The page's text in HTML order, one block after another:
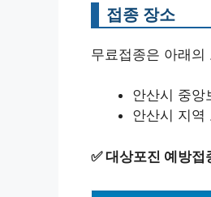
접종 장소
무료접종은 아래의
안산시 중앙
안산시 지역
✅대상포진 예방접